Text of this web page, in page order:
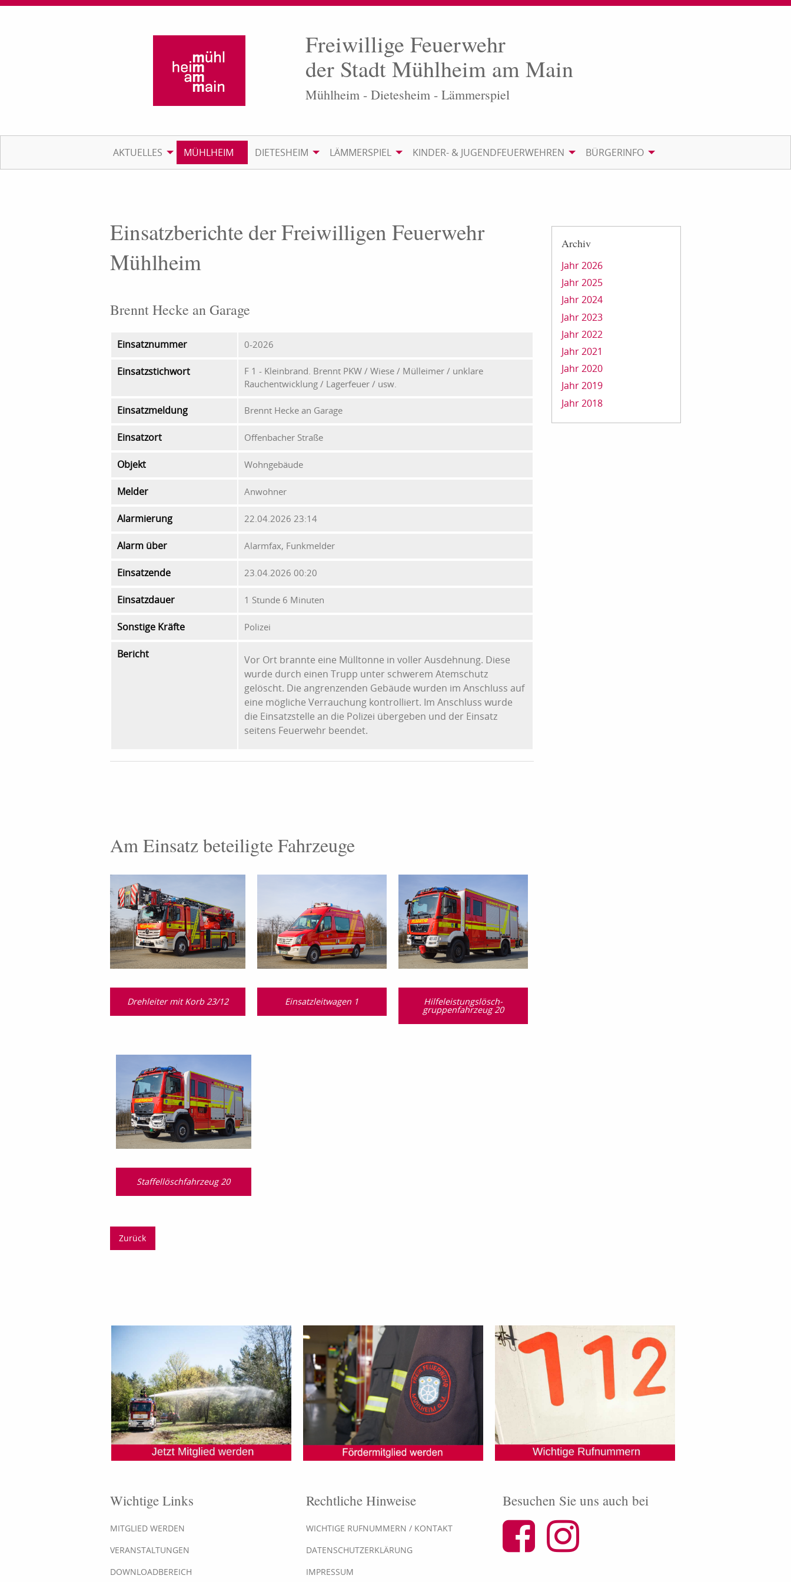
Freiwillige Feuerwehr
der Stadt Mühlheim am Main
Mühlheim - Dietesheim - Lämmerspiel
AKTUELLES MÜHLHEIM DIETESHEIM LÄMMERSPIEL KINDER- & JUGENDFEUERWEHREN BÜRGERINFO
Einsatzberichte der Freiwilligen Feuerwehr
Mühlheim
Brennt Hecke an Garage
Einsatznummer 0-2026
Einsatzstichwort
F 1 - Kleinbrand. Brennt PKW / Wiese / Mülleimer / unklare
Rauchentwicklung / Lagerfeuer / usw.
Einsatzmeldung Brennt Hecke an Garage
Einsatzort Offenbacher Straße
Objekt Wohngebäude
Melder Anwohner
Alarmierung 22.04.2026 23:14
Alarm über Alarmfax, Funkmelder
Einsatzende 23.04.2026 00:20
Einsatzdauer 1 Stunde 6 Minuten
Sonstige Kräfte Polizei
Bericht
Vor Ort brannte eine Mülltonne in voller Ausdehnung. Diese
wurde durch einen Trupp unter schwerem Atemschutz
gelöscht. Die angrenzenden Gebäude wurden im Anschluss auf
eine mögliche Verrauchung kontrolliert. Im Anschluss wurde
die Einsatzstelle an die Polizei übergeben und der Einsatz
seitens Feuerwehr beendet.
Am Einsatz beteiligte Fahrzeuge
Drehleiter mit Korb 23/12 Einsatzleitwagen 1 Hilfeleistungslösch­
gruppen­fahrzeug 20
Staffellöschfahrzeug 20
Zurück
Archiv
Jahr 2026
Jahr 2025
Jahr 2024
Jahr 2023
Jahr 2022
Jahr 2021
Jahr 2020
Jahr 2019
Jahr 2018
Wichtige Links
MITGLIED WERDEN
VERANSTALTUNGEN
DOWNLOADBEREICH
Rechtliche Hinweise
WICHTIGE RUFNUMMERN / KONTAKT
DATENSCHUTZERKLÄRUNG
IMPRESSUM
Besuchen Sie uns auch bei